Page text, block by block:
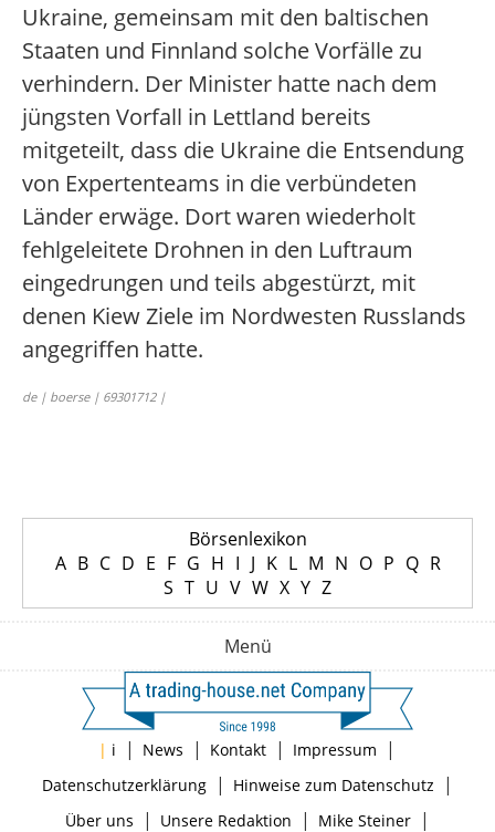
Ukraine, gemeinsam mit den baltischen
Staaten und Finnland solche Vorfälle zu
verhindern. Der Minister hatte nach dem
jüngsten Vorfall in Lettland bereits
mitgeteilt, dass die Ukraine die Entsendung
von Expertenteams in die verbündeten
Länder erwäge. Dort waren wiederholt
fehlgeleitete Drohnen in den Luftraum
eingedrungen und teils abgestürzt, mit
denen Kiew Ziele im Nordwesten Russlands
angegriffen hatte.
de | boerse | 69301712 |
Börsenlexikon
A B C D E F G H I J K L M N O P Q R
S T U V W X Y Z
Menü
| i | News | Kontakt | Impressum |
Datenschutzerklärung| Hinweise zum Datenschutz |
Über uns | Unsere Redaktion | Mike Steiner|